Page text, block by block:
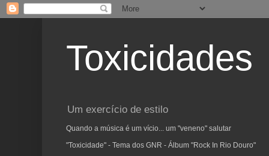
Toxicidades
Um exercício de estilo
Quando a música é um vício... um "veneno" salutar
"Toxicidade" - Tema dos GNR - Álbum "Rock In Rio Douro"